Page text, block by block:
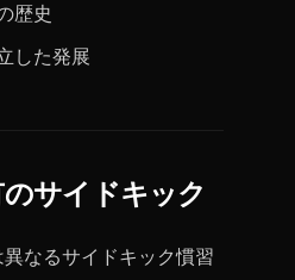
歴史
した発展
サイドキック
なるサイドキック慣習